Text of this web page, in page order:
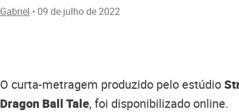
Gabriel • 09 de julho de 2022
O curta-metragem produzido pelo estúdio
Dragon Ball Tale, foi disponibilizado online.